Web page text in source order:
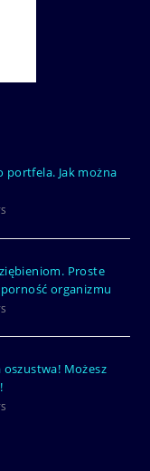
portfela. Jak można
Proste
organizmu
Możesz